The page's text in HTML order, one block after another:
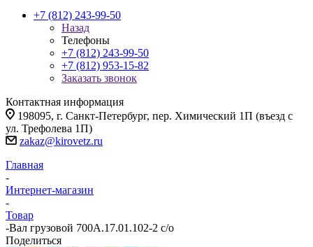
+7 (812) 243-99-50
Назад
Телефоны
+7 (812) 243-99-50
+7 (812) 953-15-82
Заказать звонок
Контактная информация
198095, г. Санкт-Петербург, пер. Химический 1П (въезд с
ул. Трефолева 1П)
zakaz@kirovetz.ru
Главная
-
Интернет-магазин
-
Товар
-Вал грузовой 700А.17.01.102-2 с/о
Поделиться